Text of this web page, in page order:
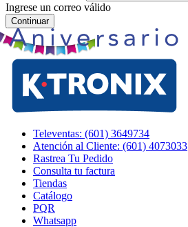
Ingrese un correo válido
Continuar
Televentas: (601) 3649734
Atención al Cliente: (601) 4073033
Rastrea Tu Pedido
Consulta tu factura
Tiendas
Catálogo
PQR
Whatsapp